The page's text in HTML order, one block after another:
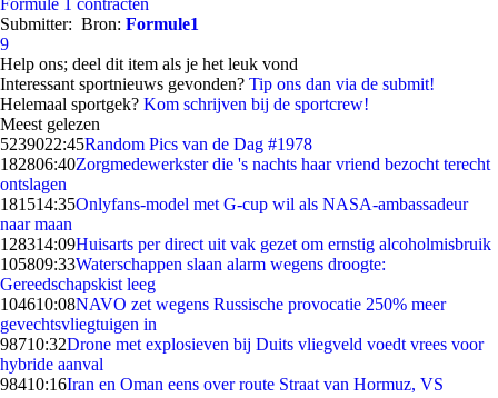
Formule 1 contracten
Submitter: Bron: Formule1
9
Help ons; deel dit item als je het leuk vond
Interessant sportnieuws gevonden? Tip ons dan via de submit!
Helemaal sportgek? Kom schrijven bij de sportcrew!
Meest gelezen
5239022:45Random Pics van de Dag #1978
182806:40Zorgmedewerkster die 's nachts haar vriend bezocht terecht
ontslagen
181514:35Onlyfans-model met G-cup wil als NASA-ambassadeur
naar maan
128314:09Huisarts per direct uit vak gezet om ernstig alcoholmisbruik
105809:33Waterschappen slaan alarm wegens droogte:
Gereedschapskist leeg
104610:08NAVO zet wegens Russische provocatie 250% meer
gevechtsvliegtuigen in
98710:32Drone met explosieven bij Duits vliegveld voedt vrees voor
hybride aanval
98410:16Iran en Oman eens over route Straat van Hormuz, VS